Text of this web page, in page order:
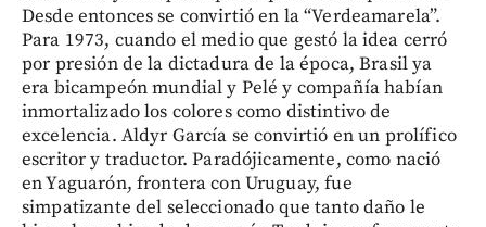
Desde entonces se convirtió en la “Verdeamarela”.
Para 1973, cuando el medio que gestó la idea cerró
por presión de la dictadura de la época, Brasil ya
era bicampeón mundial y Pelé y compañía habían
inmortalizado los colores como distintivo de
excelencia. Aldyr García se convirtió en un prolífico
escritor y traductor. Paradójicamente, como nació
en Yaguarón, frontera con Uruguay, fue
simpatizante del seleccionado que tanto daño le